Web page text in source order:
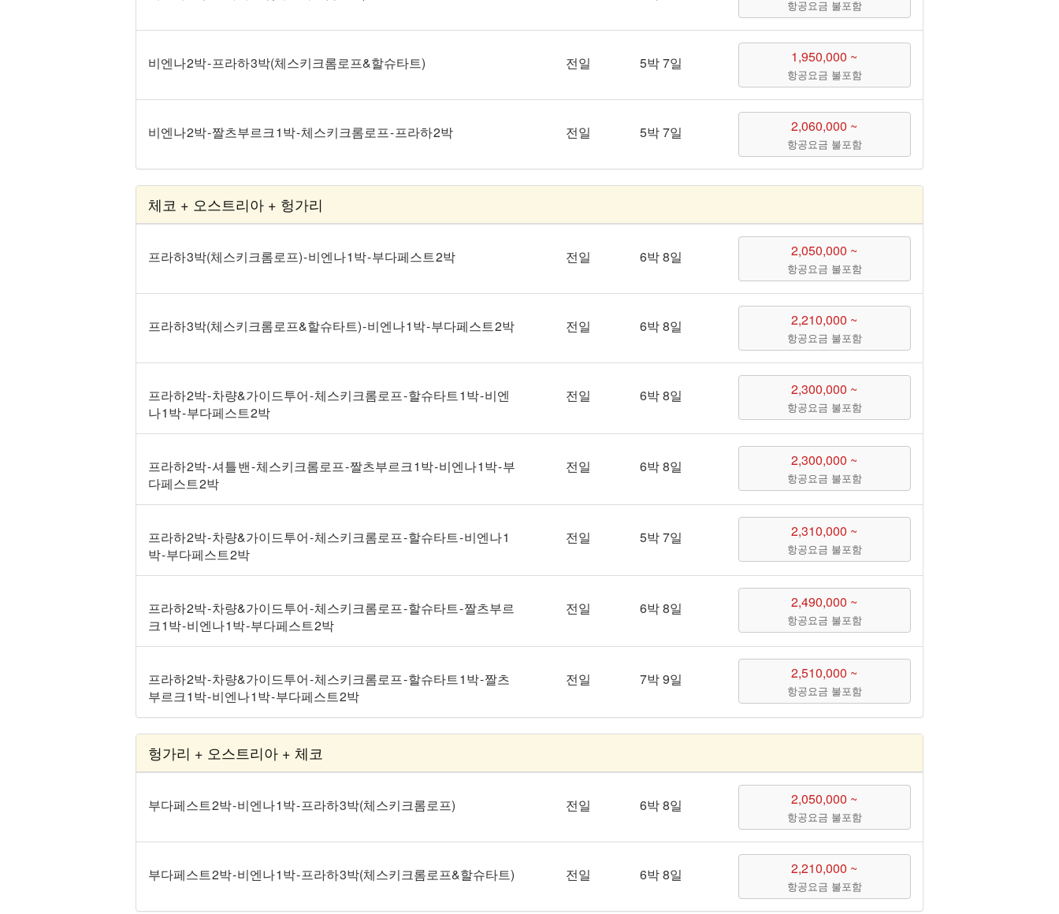
항공요금 불포함
비엔나 2박 - 프라하 3박(체스키크롬로프&할슈타트) 전일 5박 7일 1,950,000 ~
항공요금 불포함
비엔나 2박 - 짤츠부르크 1박 - 체스키크롬로프 - 프라하 2박 전일 5박 7일 2,060,000 ~
항공요금 불포함
체코 + 오스트리아 + 헝가리
프라하 3박(체스키크롬로프) - 비엔나 1박 - 부다페스트 2박 전일 6박 8일 2,050,000 ~
항공요금 불포함
프라하 3박(체스키크롬로프&할슈타트) - 비엔나 1박 - 부다페스트 2박 전일 6박 8일 2,210,000 ~
항공요금 불포함
프라하 2박 - 차량&가이드투어 - 체스키크롬로프 - 할슈타트 1박 - 비엔
나 1박 - 부다페스트 2박
전일 6박 8일 2,300,000 ~
항공요금 불포함
프라하 2박 - 셔틀 밴 - 체스키크롬로프 - 짤츠부르크 1박 - 비엔나 1박 - 부
다페스트 2박
전일 6박 8일 2,300,000 ~
항공요금 불포함
프라하 2박 - 차량&가이드투어 - 체스키크롬로프 - 할슈타트 - 비엔나 1
박 - 부다페스트 2박
전일 5박 7일 2,310,000 ~
항공요금 불포함
프라하 2박 - 차량&가이드투어 - 체스키크롬로프 - 할슈타트 - 짤츠부르
크 1박 - 비엔나 1박 - 부다페스트 2박
전일 6박 8일 2,490,000 ~
항공요금 불포함
프라하 2박 - 차량&가이드투어 - 체스키크롬로프 - 할슈타트 1박 - 짤츠
부르크 1박 - 비엔나 1박 - 부다페스트 2박
전일 7박 9일 2,510,000 ~
항공요금 불포함
헝가리 + 오스트리아 + 체코
부다페스트 2박 - 비엔나 1박 - 프라하 3박(체스키크롬로프) 전일 6박 8일 2,050,000 ~
항공요금 불포함
부다페스트 2박 - 비엔나 1박 - 프라하 3박(체스키크롬로프&할슈타트) 전일 6박 8일 2,210,000 ~
항공요금 불포함